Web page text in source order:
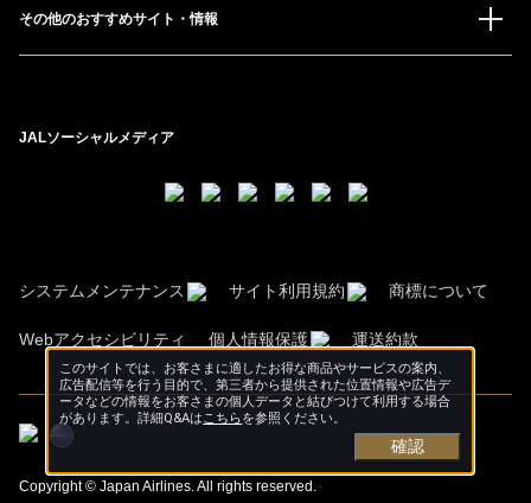
その他のおすすめサイト・情報
JALソーシャルメディア
システムメンテナンス サイト利用規約 商標について
Webアクセシビリティ 個人情報保護 運送約款
Copyright © Japan Airlines. All rights reserved.
このサイトでは、お客さまに適したお得な商品やサービスの案内、
広告配信等を行う目的で、第三者から提供された位置情報や広告デ
ータなどの情報をお客さまの個人データと結びつけて利用する場合
があります。詳細Q&Aはこちらを参照ください。
確認